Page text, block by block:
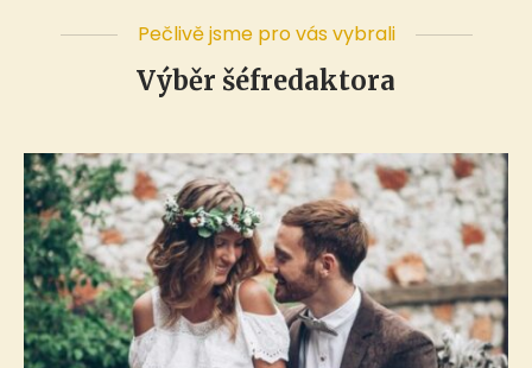
Pečlivě jsme pro vás vybrali
Výběr šéfredaktora